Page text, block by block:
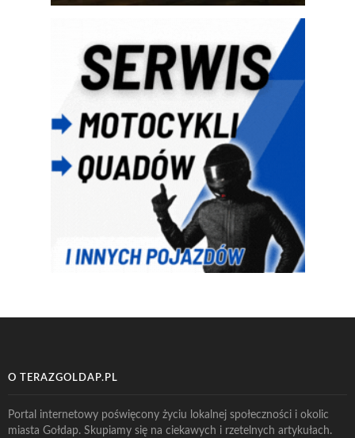
O TERAZGOLDAP.PL
Portal internetowy poświęcony życiu lokalnej społeczności i okolic
miasta Gołdap. Skupiamy się na ciekawych i rzetelnych artykułach.